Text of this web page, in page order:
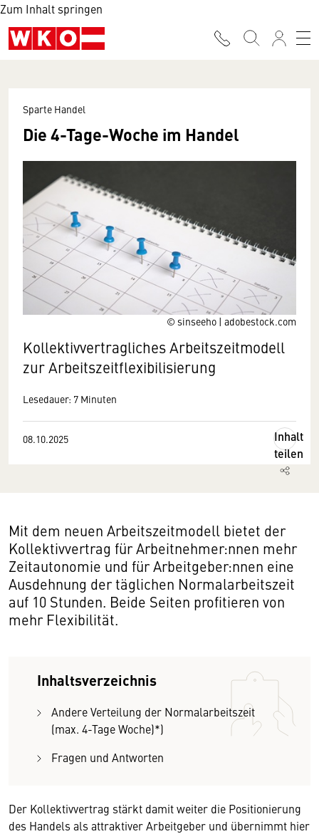
Zum Inhalt springen
© sinseeho | adobestock.com
Sparte Handel
Die 4-Tage-Woche im Handel
Kollektivvertragliches Arbeitszeitmodell
zur Arbeitszeitflexibilisierung
Lesedauer: 7 Minuten
08.10.2025
Inhalt
teilen
Mit dem neuen Arbeitszeitmodell bietet der
Kollektivvertrag für Arbeitnehmer:nnen mehr
Zeitautonomie und für Arbeitgeber:nnen eine
Ausdehnung der täglichen Normalarbeitszeit
auf 10 Stunden. Beide Seiten profitieren von
mehr Flexibilität.
Inhaltsverzeichnis
Andere Verteilung der Normalarbeitszeit
(max. 4-Tage Woche)*)
Fragen und Antworten
Der Kollektivvertrag stärkt damit weiter die Positionierung
des Handels als attraktiver Arbeitgeber und übernimmt hier